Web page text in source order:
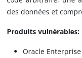
des données et
Produits vulnérables:
Oracle